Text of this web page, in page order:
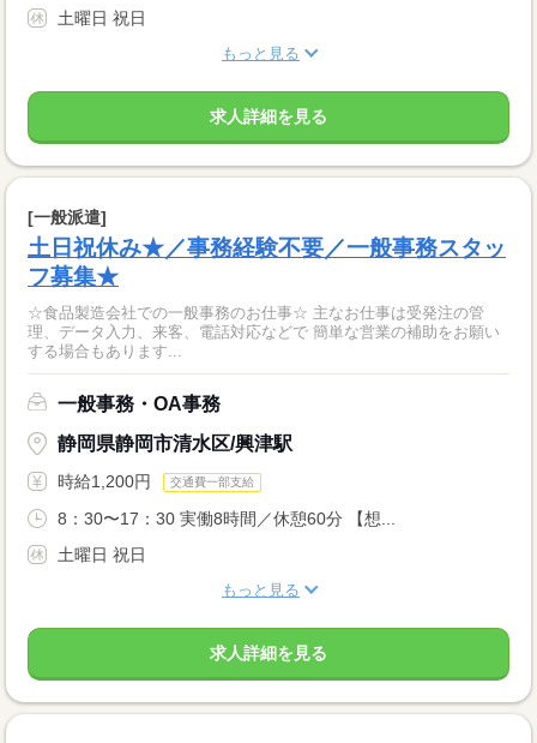
土曜日 祝日
もっと見る
求人詳細を見る
[一般派遣]
土日祝休み★／事務経験不要／一般事務スタッ
フ募集★
☆食品製造会社での一般事務のお仕事☆ 主なお仕事は受発注の管
理、データ入力、来客、電話対応などで 簡単な営業の補助をお願い
する場合もあります...
一般事務・OA事務
静岡県静岡市清水区/興津駅
時給1,200円 交通費一部支給
8：30〜17：30 実働8時間／休憩60分 【想...
土曜日 祝日
もっと見る
求人詳細を見る